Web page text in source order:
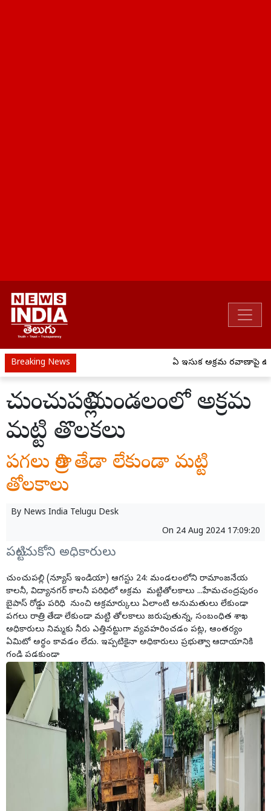
Breaking News ఏపీ ఇసుక అక్రమ రవాణాపై
చుంచుపల్లి మండలంలో అక్రమ
మట్టి తొలకలు
పగలు రాత్రి తేడా లేకుండా మట్టి
తోలకాలు
By News India Telugu Desk
On 24 Aug 2024 17:09:20
పట్టించుకోని అధికారులు
చుంచుపల్లి (న్యూస్ ఇండియా) ఆగస్టు 24: మండలంలోని రామాంజనేయ
కాలనీ, విద్యానగర్ కాలనీ పరిధిలో అక్రమ మట్టితోలకాలు ...హేమచంద్రపురం
బైపాస్ రోడ్డు పరిధి నుంచి అక్రమార్కులు ఏలాంటి అనుమతులు లేకుండా
పగలు రాత్రి తేడా లేకుండా మట్టి తోలకాలు జరుపుతున్న, సంబంధిత శాఖ
అధికారులు నిమ్మకు నీరు ఎత్తినట్టుగా వ్యవహరించడం పట్ల, ఆంతర్యం
ఏమిటో అర్థం కావడం లేదు. ఇప్పటికైనా అధికారులు ప్రభుత్వా ఆదాయానికి
గండి పడకుండా